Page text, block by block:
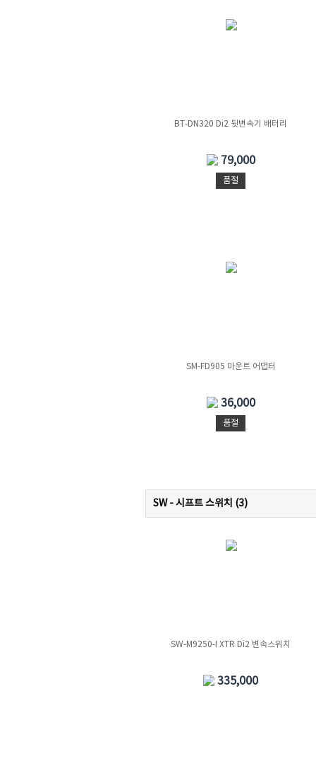
BT-DN320 Di2 뒷변속기 배터리
79,000
품절
SM-FD905 마운트 어댑터
36,000
품절
SW - 시프트 스위치 (3)
SW-M9250-I XTR Di2 변속스위치
335,000